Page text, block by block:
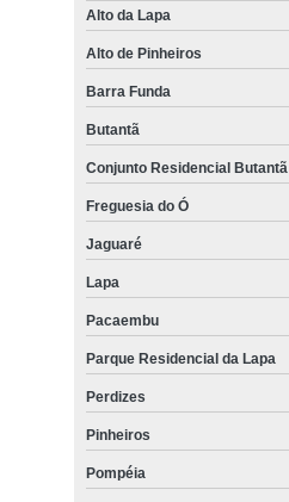
Alto da Lapa
Alto de Pinheiros
Barra Funda
Butantã
Conjunto Residencial Butantã
Freguesia do Ó
Jaguaré
Lapa
Pacaembu
Parque Residencial da Lapa
Perdizes
Pinheiros
Pompéia